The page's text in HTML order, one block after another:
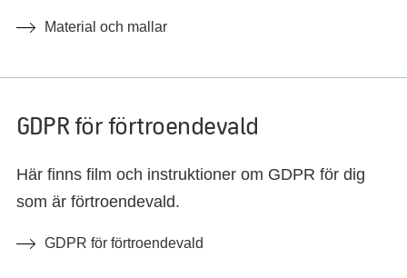
Material och mallar
GDPR för förtroendevald
Här finns film och instruktioner om GDPR för dig
som är förtroendevald.
GDPR för förtroendevald